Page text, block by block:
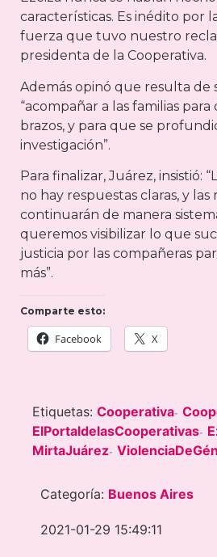
características. Es inédito por
fuerza que tuvo nuestro
presidenta de la Cooperativa.
Además opinó que resulta de
“acompañar a las familias
brazos, y para que se
investigación”.
Para finalizar, Juárez, insistió:
no hay respuestas claras, y las
continuarán de manera
queremos visibilizar lo que
justicia por las compañeras
más”.
Comparte esto:
Facebook X
Etiquetas: Cooperativa-
ElPortaldelasCooperativas-
MirtaJuárez-
Categoría: Buenos Aires
2021-01-29 15:49:11